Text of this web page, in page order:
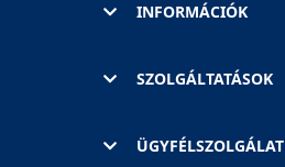
INFORMÁCIÓK
SZOLGÁLTATÁSOK
ÜGYFÉLSZOLGÁLAT